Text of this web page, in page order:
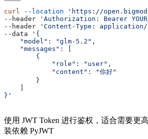
curl --location 'https://
--header
'Authorization: Bearer
--header
'Content-Type:
--data
'{
    "model": "glm-5.2",
    "messages": [
        {
            "role": "user",
            "content": "你好"
        }
}'
使用 JWT Token 进行鉴权，适合需要更
装依赖 PyJWT